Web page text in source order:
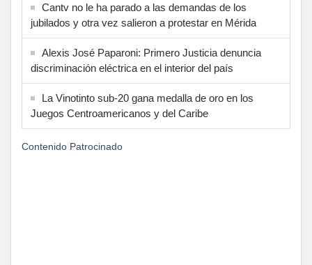
Cantv no le ha parado a las demandas de los
jubilados y otra vez salieron a protestar en Mérida
Alexis José Paparoni: Primero Justicia denuncia
discriminación eléctrica en el interior del país
La Vinotinto sub-20 gana medalla de oro en los
Juegos Centroamericanos y del Caribe
Contenido Patrocinado